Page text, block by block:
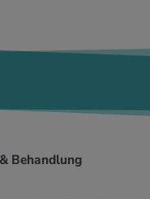
Be­hand­lung